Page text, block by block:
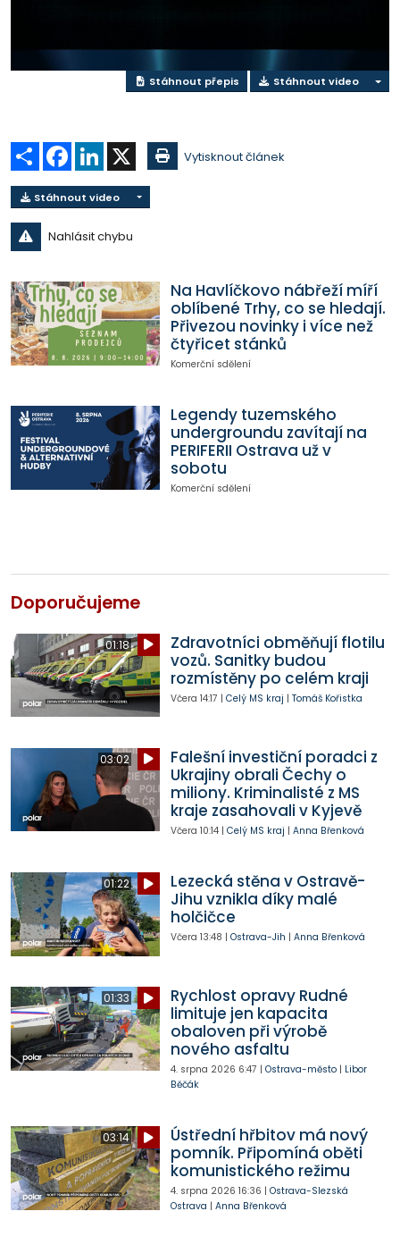
Stáhnout přepis Stáhnout video
Sdílet Facebook
LinkedIn Vytisknout článek
Stáhnout video
Nahlásit chybu
Na Havlíčkovo nábřeží míří
oblíbené Trhy, co se hledají.
Přivezou novinky i více než
čtyřicet stánků
Komerční sdělení
Legendy tuzemského
undergroundu zavítají na
PERIFERII Ostrava už v
sobotu
Komerční sdělení
Doporučujeme
01:18
Zdravotníci obměňují flotilu
vozů. Sanitky budou
rozmístěny po celém kraji
Včera 14:17 | Celý MS kraj | Tomáš Kořistka
03:02
Falešní investiční poradci z
Ukrajiny obrali Čechy o
miliony. Kriminalisté z MS
kraje zasahovali v Kyjevě
Včera 10:14| Celý MS kraj | Anna Břenková
01:22
Lezecká stěna v Ostravě-
Jihu vznikla díky malé
holčičce
Včera 13:48 | Ostrava-Jih | Anna Břenková
01:33
Rychlost opravy Rudné
limituje jen kapacita
obaloven při výrobě
nového asfaltu
4. srpna 2026 6:47 | Ostrava-město| Libor
Běčák
03:14
Ústřední hřbitov má nový
pomník. Připomíná oběti
komunistického režimu
4. srpna 2026 16:36 | Ostrava-Slezská
Ostrava | Anna Břenková